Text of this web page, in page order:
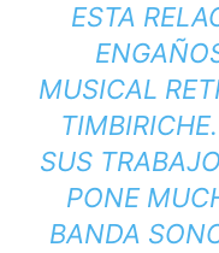
ESTA
MUSICAL
SUS
PONE
BANDA